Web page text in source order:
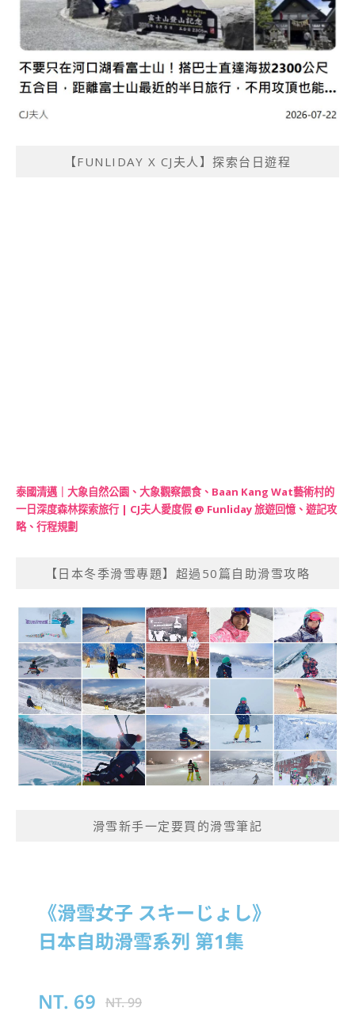
【FUNLIDAY X CJ夫人】探索台日遊程
泰國清邁｜大象自然公園、大象觀察餵食、Baan Kang Wat藝術村的
一日深度森林探索旅行 | CJ夫人愛度假 @ Funliday 旅遊回憶、遊記攻
略、行程規劃
【日本冬季滑雪專題】超過50篇自助滑雪攻略
滑雪新手一定要買的滑雪筆記